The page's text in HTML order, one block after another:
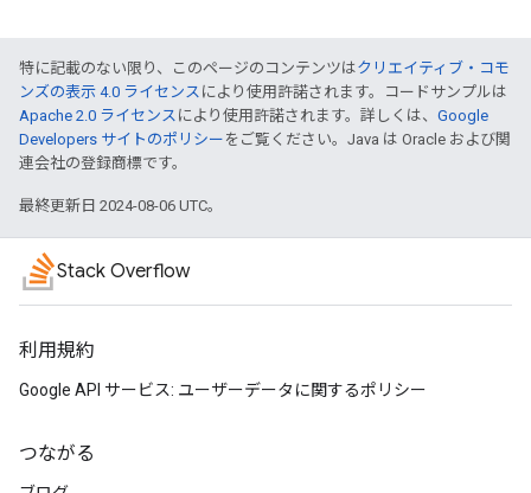
特に記載のない限り、このページのコンテンツはクリエイティブ・コモ
ンズの表示 4.0 ライセンス により使用許諾されます。コードサンプルは
Apache 2.0 ライセンス により使用許諾されます。詳しくは、 Google
Developers サイトのポリシー をご覧ください。Java は Oracle および関
連会社の登録商標です。
最終更新日 2024-08-06 UTC。
Stack Overflow
利用規約
Google API サービス: ユーザーデータに関するポリシー
つながる